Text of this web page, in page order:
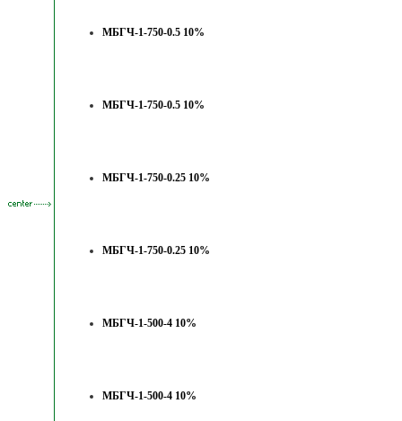
МБГЧ-1-750-0.5 10%
МБГЧ-1-750-0.5 10%
МБГЧ-1-750-0.25 10%
МБГЧ-1-750-0.25 10%
МБГЧ-1-500-4 10%
МБГЧ-1-500-4 10%